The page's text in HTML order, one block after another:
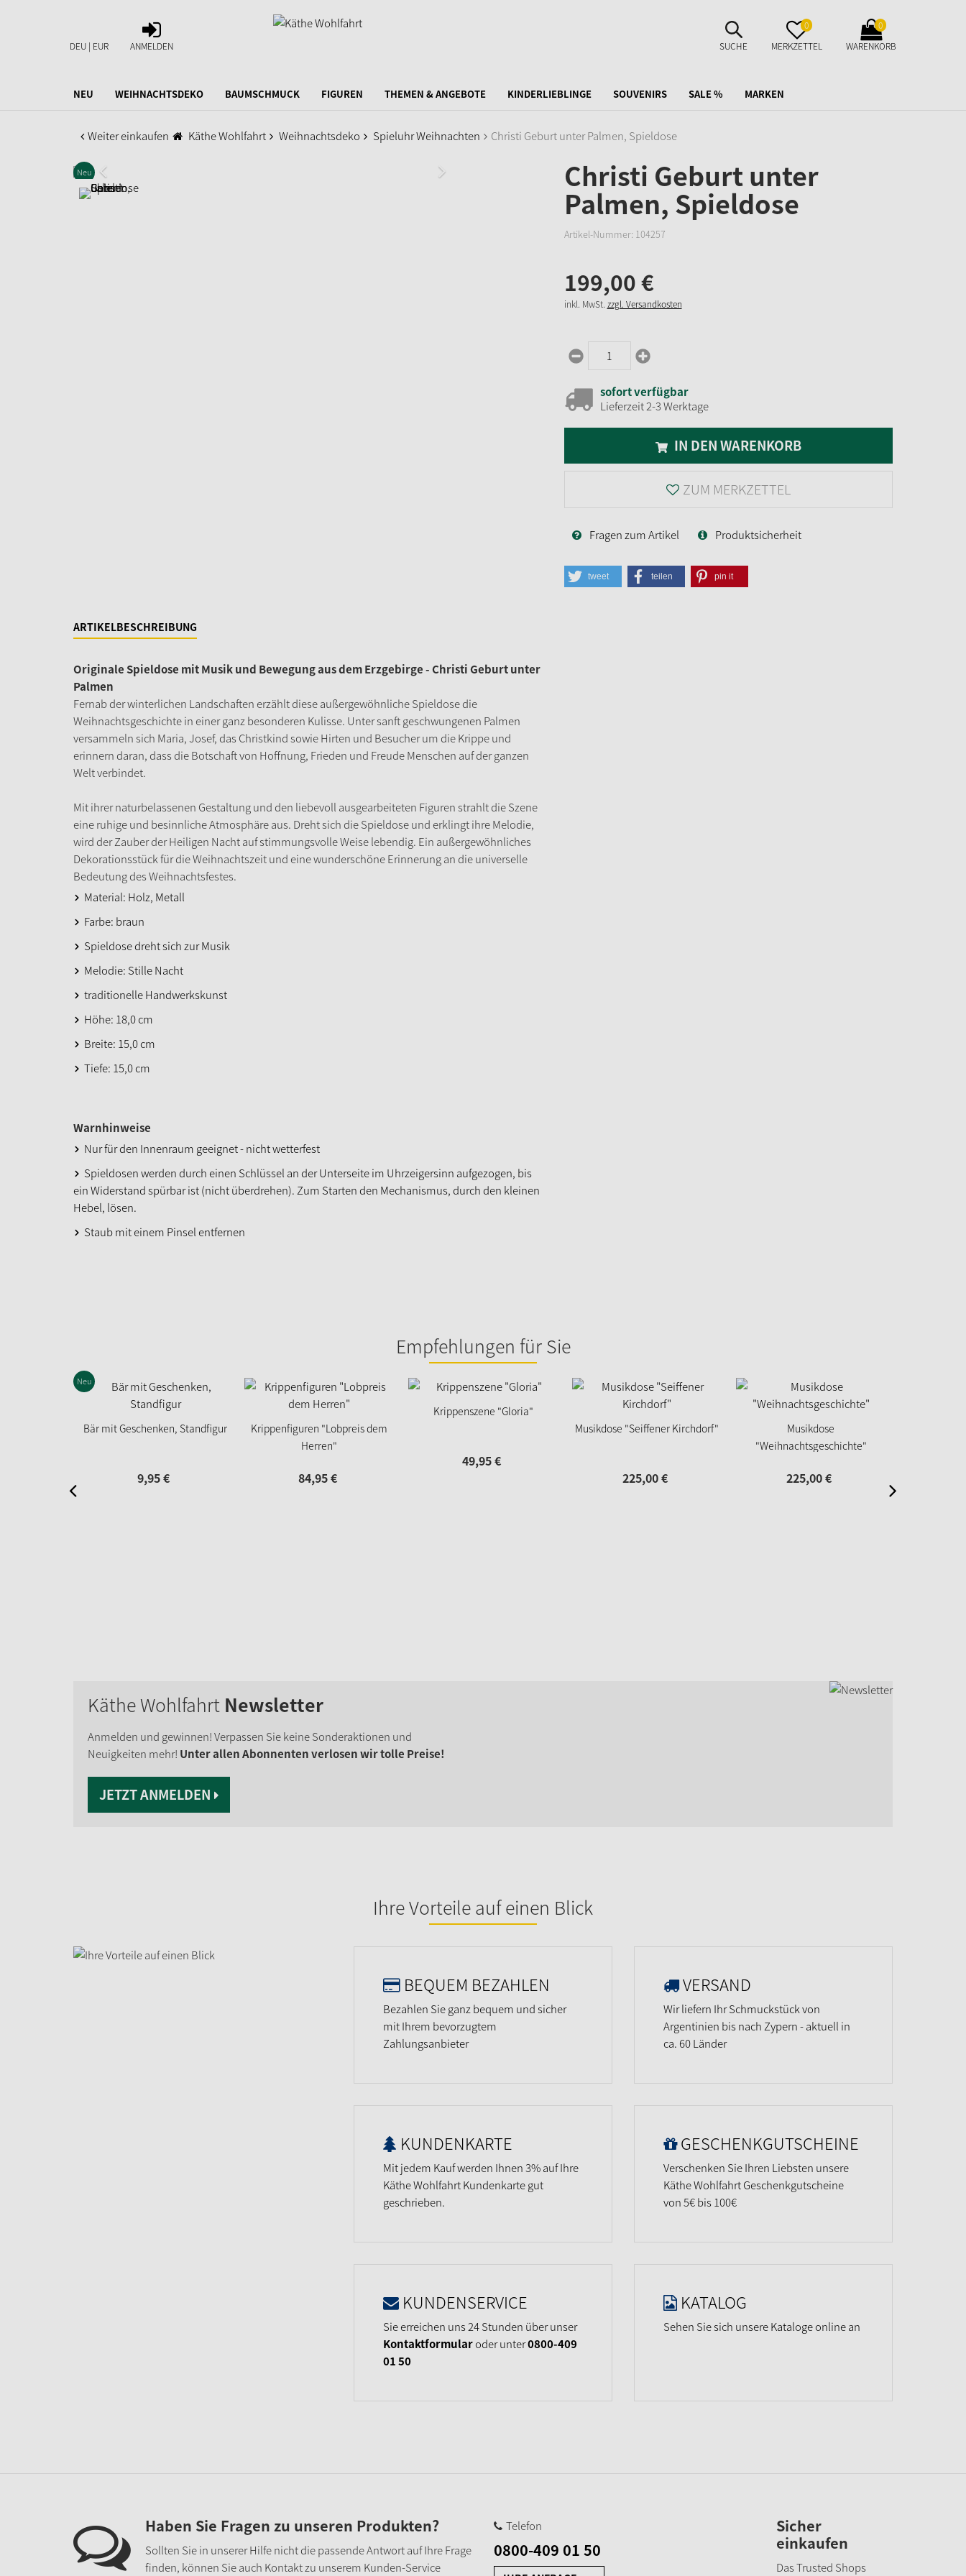
DEU | EUR
ANMELDEN
ANMELDEN
SUCHE
AUFKLAPPEN
SUCHE
MERKZETTEL
AUFKLAPPEN
0
MERKZETTEL
WARENKORB
AUFKLAPPEN
0
WARENKORB
NEU WEIHNACHTSDEKO BAUMSCHMUCK FIGUREN THEMEN & ANGEBOTE KINDERLIEBLINGE SOUVENIRS SALE % MARKEN
Weiter einkaufen Käthe Wohlfahrt Weihnachtsdeko Spieluhr Weihnachten Christi Geburt unter Palmen, Spieldose
Neu Christi Geburt unter
Palmen, Spieldose
Artikel-Nummer: 104257
199,00€
inkl. MwSt. zzgl. Versandkosten
sofort verfügbar
Lieferzeit 2-3 Werktage
IN DEN WARENKORB
ZUM MERKZETTEL
Fragen zum Artikel Produktsicherheit
tweet teilen pin it
ARTIKELBESCHREIBUNG
Originale Spieldose mit Musik und Bewegung aus dem Erzgebirge - Christi Geburt unter
Palmen
Fernab der winterlichen Landschaften erzählt diese außergewöhnliche Spieldose die
Weihnachtsgeschichte in einer ganz besonderen Kulisse. Unter sanft geschwungenen Palmen
versammeln sich Maria, Josef, das Christkind sowie Hirten und Besucher um die Krippe und
erinnern daran, dass die Botschaft von Hoffnung, Frieden und Freude Menschen auf der ganzen
Welt verbindet.
Mit ihrer naturbelassenen Gestaltung und den liebevoll ausgearbeiteten Figuren strahlt die Szene
eine ruhige und besinnliche Atmosphäre aus. Dreht sich die Spieldose und erklingt ihre Melodie,
wird der Zauber der Heiligen Nacht auf stimmungsvolle Weise lebendig. Ein außergewöhnliches
Dekorationsstück für die Weihnachtszeit und eine wunderschöne Erinnerung an die universelle
Bedeutung des Weihnachtsfestes.
Material: Holz, Metall
Farbe: braun
Spieldose dreht sich zur Musik
Melodie: Stille Nacht
traditionelle Handwerkskunst
Höhe: 18,0 cm
Breite: 15,0 cm
Tiefe: 15,0 cm
Warnhinweise
Nur für den Innenraum geeignet - nicht wetterfest
Spieldosen werden durch einen Schlüssel an der Unterseite im Uhrzeigersinn aufgezogen, bis
ein Widerstand spürbar ist (nicht überdrehen). Zum Starten den Mechanismus, durch den kleinen
Hebel, lösen.
Staub mit einem Pinsel entfernen
Empfehlungen für Sie
Bär mit Geschenken, Standfigur
Neu
9,95€
Krippenfiguren "Lobpreis dem
Herren"
84,95€
Krippenszene "Gloria"
49,95€
Musikdose "Seiffener Kirchdorf"
225,00€
Musikdose
"Weihnachtsgeschichte"
225,00€
Käthe Wohlfahrt Newsletter
Anmelden und gewinnen! Verpassen Sie keine Sonderaktionen und
Neuigkeiten mehr! Unter allen Abonnenten verlosen wir tolle Preise!
JETZT ANMELDEN
Ihre Vorteile auf einen Blick
BEQUEM BEZAHLEN
Bezahlen Sie ganz bequem und sicher
mit Ihrem bevorzugtem
Zahlungsanbieter
KUNDENKARTE
Mit jedem Kauf werden Ihnen 3% auf Ihre
Käthe Wohlfahrt Kundenkarte gut
geschrieben.
KUNDENSERVICE
Sie erreichen uns 24 Stunden über unser
Kontaktformularoder unter0800-409
01 50
VERSAND
Wir liefern Ihr Schmuckstück von
Argentinien bis nach Zypern - aktuell in
ca. 60 Länder
GESCHENKGUTSCHEINE
Verschenken Sie Ihren Liebsten unsere
Käthe Wohlfahrt Geschenkgutscheine
von 5€ bis 100€
KATALOG
Sehen Sie sich unsere Kataloge online an
Haben Sie Fragen zu unseren Produkten?
Sollten Sie in unserer Hilfe nicht die passende Antwort auf Ihre Frage
finden, können Sie auch Kontakt zu unserem Kunden-Service
Telefon
0800-409 01 50
Sicher
einkaufen
Das Trusted Shops